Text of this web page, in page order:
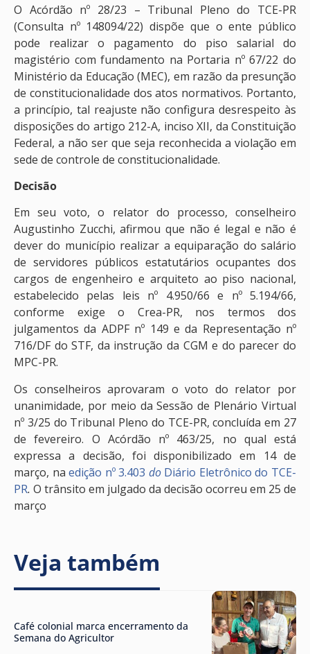
O Acórdão nº 28/23 – Tribunal Pleno do TCE-PR
(Consulta nº 148094/22) dispõe que o ente público
pode realizar o pagamento do piso salarial do
magistério com fundamento na Portaria nº 67/22 do
Ministério da Educação (MEC), em razão da presunção
de constitucionalidade dos atos normativos. Portanto,
a princípio, tal reajuste não configura desrespeito às
disposições do artigo 212-A, inciso XII, da Constituição
Federal, a não ser que seja reconhecida a violação em
sede de controle de constitucionalidade.
Decisão
Em seu voto, o relator do processo, conselheiro
Augustinho Zucchi, afirmou que não é legal e não é
dever do município realizar a equiparação do salário
de servidores públicos estatutários ocupantes dos
cargos de engenheiro e arquiteto ao piso nacional,
estabelecido pelas leis nº 4.950/66 e nº 5.194/66,
conforme exige o Crea-PR, nos termos dos
julgamentos da ADPF nº 149 e da Representação nº
716/DF do STF, da instrução da CGM e do parecer do
MPC-PR.
Os conselheiros aprovaram o voto do relator por
unanimidade, por meio da Sessão de Plenário Virtual
nº 3/25 do Tribunal Pleno do TCE-PR, concluída em 27
de fevereiro. O Acórdão nº 463/25, no qual está
expressa a decisão, foi disponibilizado em 14 de
março, naedição nº 3.403 do Diário Eletrônico do TCE-
PR. O trânsito em julgado da decisão ocorreu em 25 de
março
Veja também
Café colonial marca encerramento da
Semana do Agricultor